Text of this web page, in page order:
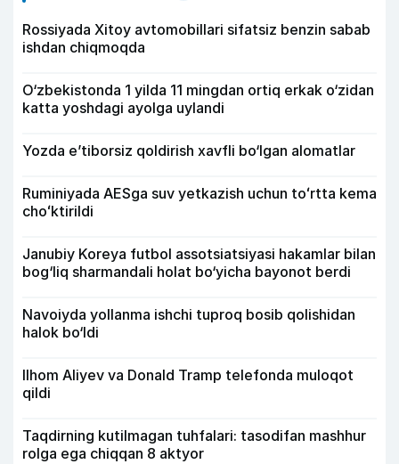
Rossiyada Xitoy avtomobillari sifatsiz benzin sabab
ishdan chiqmoqda
O‘zbekistonda 1 yilda 11 mingdan ortiq erkak o‘zidan
katta yoshdagi ayolga uylandi
Yozda e’tiborsiz qoldirish xavfli bo‘lgan alomatlar
Ruminiyada AESga suv yetkazish uchun toʻrtta kema
choʻktirildi
Janubiy Koreya futbol assotsiatsiyasi hakamlar bilan
bog‘liq sharmandali holat bo‘yicha bayonot berdi
Navoiyda yollanma ishchi tuproq bosib qolishidan
halok bo‘ldi
Ilhom Aliyev va Donald Tramp telefonda muloqot
qildi
Taqdirning kutilmagan tuhfalari: tasodifan mashhur
rolga ega chiqqan 8 aktyor